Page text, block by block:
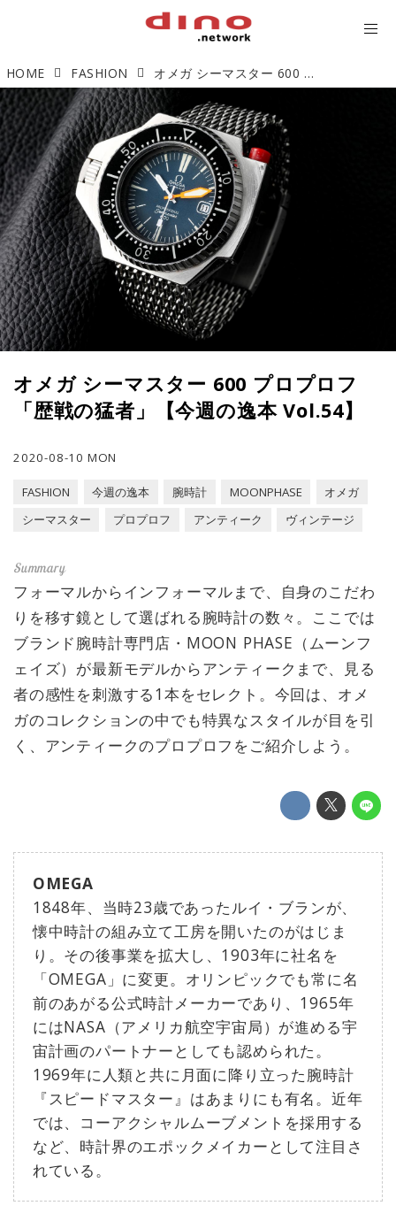
HOME FASHION オメガ シーマスター 600 プロプロフ「歴戦の猛者」【今週の逸本 Vol.54】
オメガ シーマスター 600 プロプロフ
「歴戦の猛者」【今週の逸本 Vol.54】
2020-08-10 MON
FASHION 今週の逸本 腕時計 MOONPHASE
オメガ
シーマスター
プロプロフ アンティーク ヴィンテージ
フォーマルからインフォーマルまで、自身のこだわ
りを移す鏡として選ばれる腕時計の数々。ここでは
ブランド腕時計専門店・MOON PHASE（ムーンフ
ェイズ）が最新モデルからアンティークまで、見る
者の感性を刺激する1本をセレクト。今回は、オメ
ガのコレクションの中でも特異なスタイルが目を引
く、アンティークのプロプロフをご紹介しよう。
OMEGA
1848年、当時23歳であったルイ・ブランが、
懐中時計の組み立て工房を開いたのがはじま
り。その後事業を拡大し、1903年に社名を
「OMEGA」に変更。オリンピックでも常に名
前のあがる公式時計メーカーであり、1965年
にはNASA（アメリカ航空宇宙局）が進める宇
宙計画のパートナーとしても認められた。
1969年に人類と共に月面に降り立った腕時計
『スピードマスター』はあまりにも有名。近年
では、コーアクシャルムーブメントを採用する
など、時計界のエポックメイカーとして注目さ
れている。